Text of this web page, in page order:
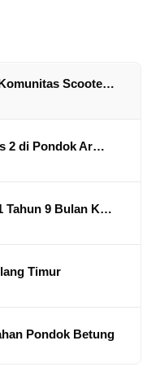
Scoote…
2 di Pondok Ar…
Tahun 9 Bulan K…
Timur
Pondok Betung